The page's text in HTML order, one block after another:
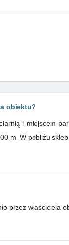
obiektu?
i miejscem
m. W pobliżu
przez właściciela